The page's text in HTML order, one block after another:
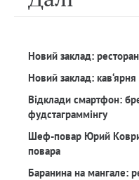
Новий заклад:
Новий заклад:
Відклади смартфон:
фудстаграммінгу
Шеф-повар Юрий
повара
Баранина на мангале: